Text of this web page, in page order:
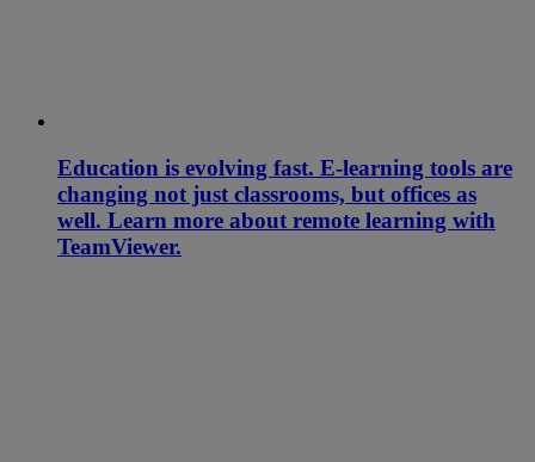
Education is evolving fast. E-learning tools are
changing not just classrooms, but offices as
well. Learn more about remote learning with
TeamViewer.